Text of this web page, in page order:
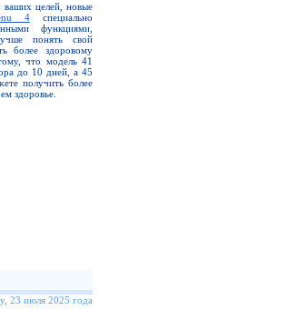
ваших целей, новые
4специально
функциями,
понять свой
более здоровому
что модель 41
до 10 дней, а 45
получить более
здоровье.
23 июля 2025 года